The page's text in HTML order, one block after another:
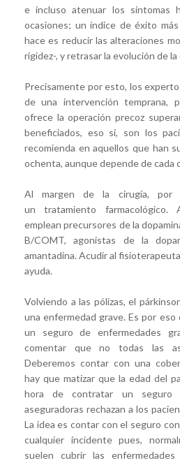
e incluso atenuar los síntomas
ocasiones; un índice de éxito
hace es reducir las alteraciones
rigidez-, y retrasar la evolución de
Precisamente por esto, los
de una intervención temprana,
ofrece la operación precoz
beneficiados, eso sí, son los
recomienda en aquellos que han
ochenta, aunque depende de cada
Al margen de la cirugía, por
un tratamiento farmacológico.
emplean precursores de la
B/COMT, agonistas de la
amantadina. Acudir al
ayuda.
Volviendo a las pólizas, el
una enfermedad grave. Es por
un seguro de enfermedades
comentar que no todas las
Deberemos contar con una
hay que matizar que la edad del
hora de contratar un
aseguradoras rechazan a los
La idea es contar con el seguro
cualquier incidente pues,
suelen cubrir las